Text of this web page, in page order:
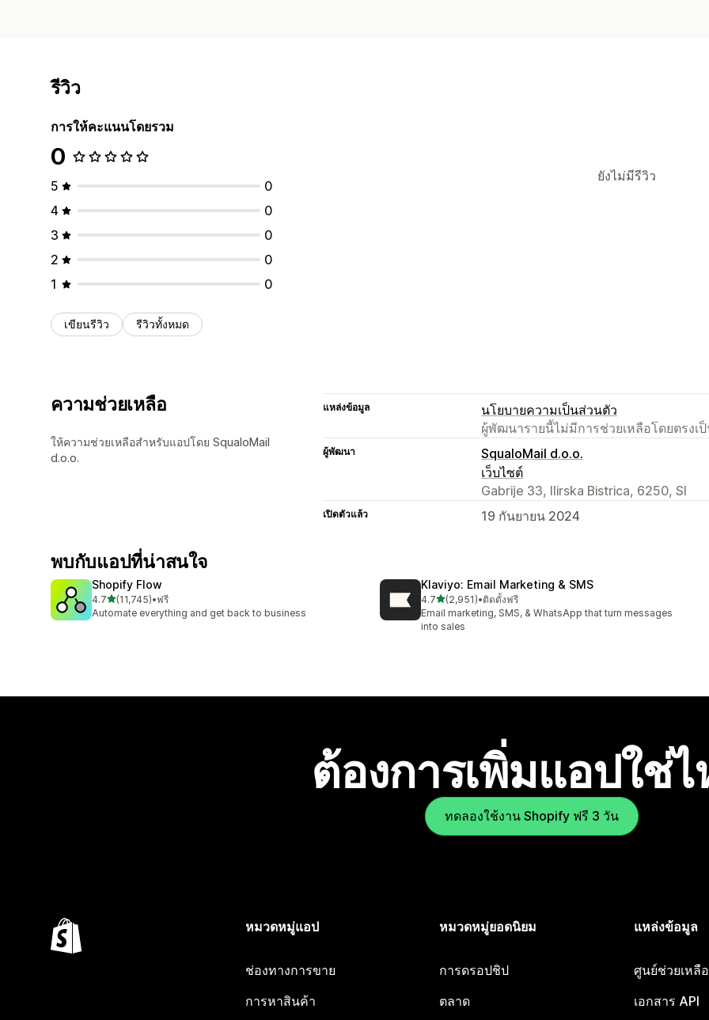
รีวิว
การให้คะแนนโดยรวม
0
5
0
4
0
3
0
2
0
1
0
เขียนรีวิว รีวิวทั้งหมด
ยังไม่มีรีวิว
ความช่วยเหลือ
ให้ความช่วยเหลือสำหรับแอปโดย SqualoMail
d.o.o.
แหล่งข้อมูล
นโยบายความเป็นส่วนตัว
ผู้พัฒนารายนี้ไม่มีการช่วยเหลือโดยตรงเ
ผู้พัฒนา
SqualoMail d.o.o.
เว็บไซต์
Gabrije 33, Ilirska Bistrica, 6250, SI
เปิดตัวแล้ว 19 กันยายน 2024
พบกับแอปที่น่าสนใจ
Shopify Flow
4.7เต็ม 5 ดาว
(11,745)
ทั้งหมด 11745 รีวิว
•ฟรี
Automate everything and get back to business
Klaviyo: Email Marketing & SMS
4.7เต็ม 5 ดาว
(2,951)
ทั้งหมด 2951 รีวิว
•ติดตั้งฟรี
Email marketing, SMS, & WhatsApp that turn messages
into sales
ต้องการเพิ่มแอปใช่
ทดลองใช้งาน Shopify ฟรี 3 วัน
หมวดหมู่แอป
ช่องทางการขาย
การหาสินค้า
หมวดหมู่ยอดนิยม
การดรอปชิป
ตลาด
แหล่งข้อมูล
ศูนย์ช่วยเหลื
เอกสาร API